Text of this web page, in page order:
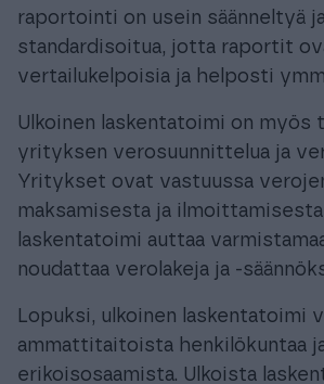
raportointi on usein säänneltyä
standardisoitua, jotta raportit
vertailukelpoisia ja helposti
Ulkoinen laskentatoimi on myös
yrityksen verosuunnittelua ja
Yritykset ovat vastuussa
maksamisesta ja
laskentatoimi auttaa
noudattaa verolakeja ja -
Lopuksi, ulkoinen laskentatoimi
ammattitaitoista henkilökuntaa
erikoisosaamista. Ulkoista